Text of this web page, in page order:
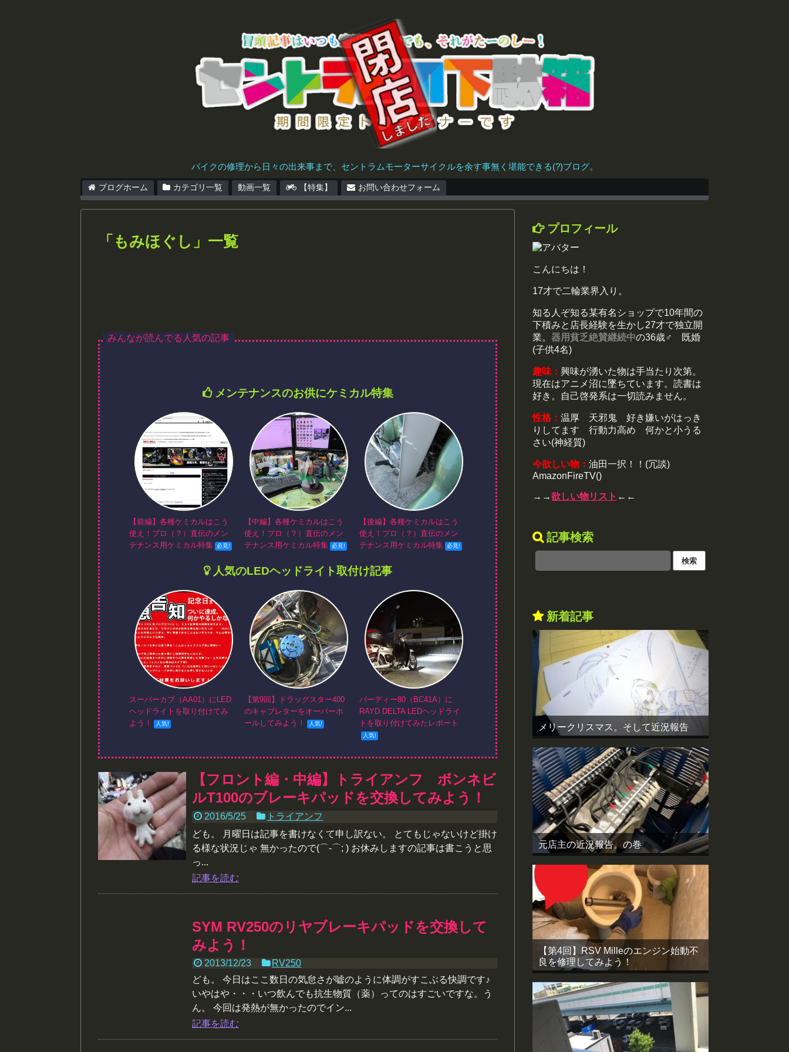
バイクの修理から日々の出来事まで、セントラムモーターサイクルを余す事無く堪能できる(?)ブログ。
ブログホーム カテゴリ一覧 動画一覧 【特集】 お問い合わせフォーム
「 もみほぐし 」 一覧
メンテナンスのお供にケミカル特集
【前編】各種ケミカルはこう
使え！プロ（？）直伝のメン
テナンス用ケミカル特集
【中編】各種ケミカルはこう
使え！プロ（？）直伝のメン
テナンス用ケミカル特集
【後編】各種ケミカルはこう
使え！プロ（？）直伝のメン
テナンス用ケミカル特集
人気のLEDヘッドライト取付け記事
スーパーカブ（AA01）にLED
ヘッドライトを取り付けてみ
よう！
【第9回】ドラッグスター400
のキャブレターをオーバーホ
ールしてみよう！
バーディー80（BC41A）に
RAYD DELTA LEDヘッドライ
トを取り付けてみたレポート
【フロント編・中編】トライアンフ ボンネビ
ルT100のブレーキパッドを交換してみよう！
2016/5/25
トライアンフ
ども。 月曜日は記事を書けなくて申し訳ない。 とてもじゃないけど掛け
る様な状況じゃ 無かったので(⌒-⌒; ) お休みしますの記事は書こうと思
っ...
記事を読む
SYM RV250のリヤブレーキパッドを交換して
みよう！
2013/12/23
RV250
ども。 今日はここ数日の気怠さが嘘のように体調がすこぶる快調です♪
いやはや・・・いつ飲んでも抗生物質（薬）ってのはすごいですな。う
ん。 今回は発熱が無かったのでイン...
記事を読む
プロフィール
こんにちは！
17才で二輪業界入り。
知る人ぞ知る某有名ショップで10年間の
下積みと店長経験を生かし27才で独立開
業。 器用貧乏絶賛継続中の36歳♂ 既婚
(子供4名)
趣味： 興味が湧いた物は手当たり次第。
現在はアニメ沼に墜ちています。読書は
好き。自己啓発系は一切読みません。
性格： 温厚 天邪鬼 好き嫌いがはっき
りしてます 行動力高め 何かと小うる
さい(神経質)
今欲しい物： 油田一択！！(冗談)
AmazonFireTV()
→→欲しい物リスト ←←
記事検索
新着記事
メリークリスマス。そして近況報告
元店主の近況報告。の巻
【第4回】RSV Milleのエンジン始動不
良を修理してみよう！